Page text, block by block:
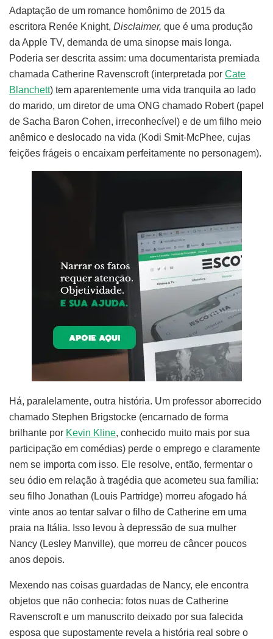
Adaptação de um romance homônimo de 2015 da
escritora Renée Knight, Disclaimer, que é uma produção
da Apple TV, demanda de uma sinopse mais longa.
Poderia ser descrita assim: uma documentarista premiada
chamada Catherine Ravenscroft (interpretada por Cate
Blanchett) tem aparentemente uma vida tranquila ao lado
do marido, um diretor de uma ONG chamado Robert (papel
de Sacha Baron Cohen, irreconhecível) e de um filho meio
anêmico e deslocado na vida (Kodi Smit-McPhee, cujas
feições frágeis o encaixam perfeitamente no personagem).
Há, paralelamente, outra história. Um professor aborrecido
chamado Stephen Brigstocke (encarnado de forma
brilhante por Kevin Kline, conhecido muito mais por sua
participação em comédias) perde o emprego e claramente
nem se importa com isso. Ele resolve, então, fermentar o
seu ódio em relação à tragédia que acometeu sua família:
seu filho Jonathan (Louis Partridge) morreu afogado há
vinte anos ao tentar salvar o filho de Catherine em uma
praia na Itália. Isso levou à depressão de sua mulher
Nancy (Lesley Manville), que morreu de câncer poucos
anos depois.
Mexendo nas coisas guardadas de Nancy, ele encontra
objetos que não conhecia: fotos nuas de Catherine
Ravenscroft e um manuscrito deixado por sua falecida
esposa que supostamente revela a história real sobre o